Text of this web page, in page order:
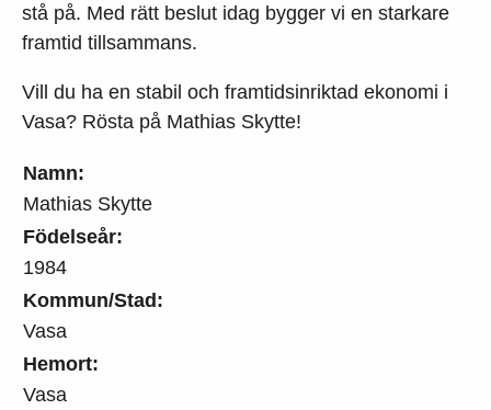
Namn:
Mathias Skytte
Födelseår:
1984
Kommun/Stad:
Vasa
Hemort:
Vasa
stå på. Med rätt beslut idag bygger vi en starkare
framtid tillsammans.
Vill du ha en stabil och framtidsinriktad ekonomi i
Vasa? Rösta på Mathias Skytte!